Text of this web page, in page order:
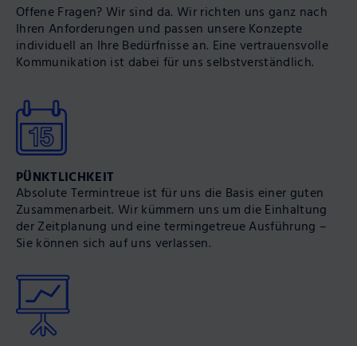
Offene Fragen? Wir sind da. Wir richten uns ganz nach
Ihren An­forde­rungen und passen unsere Kon­zepte
indivi­duell an Ihre Bedürf­nisse an. Eine vertrauens­volle
Kommu­nika­tion ist dabei für uns selbst­verständlich.
PÜNKTLICHKEIT
Absolute Termin­treue ist für uns die Basis einer guten
Zusam­men­arbeit. Wir kümmern uns um die Ein­hal­tung
der Zeit­pla­nung und eine termin­getreue Aus­füh­rung –
Sie können sich auf uns verlas­sen.